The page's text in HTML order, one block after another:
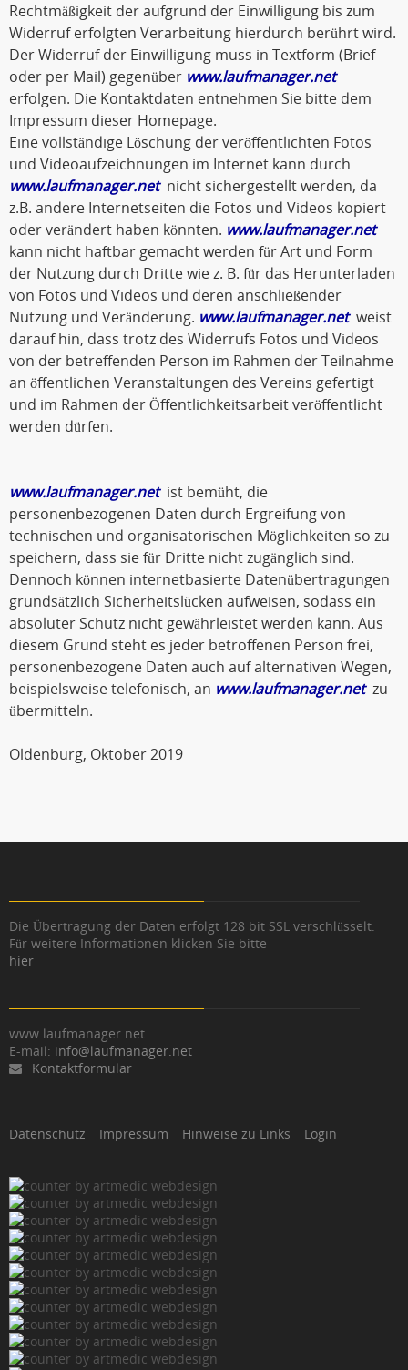
Rechtmäßigkeit der aufgrund der Einwilligung bis zum
Widerruf erfolgten Verarbeitung hierdurch berührt wird.
Der Widerruf der Einwilligung muss in Textform (Brief
oder per Mail) gegenüber www.laufmanager.net
erfolgen. Die Kontaktdaten entnehmen Sie bitte dem
Impressum dieser Homepage.
Eine vollständige Löschung der veröffentlichten Fotos
und Videoaufzeichnungen im Internet kann durch
www.laufmanager.netnicht sichergestellt werden, da
z.B. andere Internetseiten die Fotos und Videos kopiert
oder verändert haben könnten. www.laufmanager.net
kann nicht haftbar gemacht werden für Art und Form
der Nutzung durch Dritte wie z. B. für das Herunterladen
von Fotos und Videos und deren anschließender
Nutzung und Veränderung. www.laufmanager.netweist
darauf hin, dass trotz des Widerrufs Fotos und Videos
von der betreffenden Person im Rahmen der Teilnahme
an öffentlichen Veranstaltungen des Vereins gefertigt
und im Rahmen der Öffentlichkeitsarbeit veröffentlicht
werden dürfen.
www.laufmanager.netist bemüht, die
personenbezogenen Daten durch Ergreifung von
technischen und organisatorischen Möglichkeiten so zu
speichern, dass sie für Dritte nicht zugänglich sind.
Dennoch können internetbasierte Datenübertragungen
grundsätzlich Sicherheitslücken aufweisen, sodass ein
absoluter Schutz nicht gewährleistet werden kann. Aus
diesem Grund steht es jeder betroffenen Person frei,
personenbezogene Daten auch auf alternativen Wegen,
beispielsweise telefonisch, an www.laufmanager.netzu
übermitteln.
Oldenburg, Oktober 2019
Die Übertragung der Daten erfolgt 128 bit SSL verschlüsselt.
Für weitere Informationen klicken Sie bitte
hier
www.laufmanager.net
E-mail: info@laufmanager.net
Kontaktformular
Datenschutz Impressum Hinweise zu Links Login